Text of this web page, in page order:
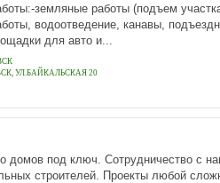
земляные работы (подъем
водоотведение, канавы,
для авто и...
УЛ.БАЙКАЛЬСКАЯ 20
домов под ключ. Сотрудничество с
строителей. Проекты любой